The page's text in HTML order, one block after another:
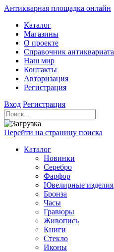
Антикварная площадка онлайн
Каталог
Магазины
О проекте
Справочник антиквариата
Наш мир
Контакты
Авторизация
Регистрация
Вход Регистрация
Перейти на страницу поиска
Каталог
Новинки
Серебро
Фарфор
Ювелирные изделия
Бронза
Часы
Гравюры
Живопись
Книги
Стекло
Иконы